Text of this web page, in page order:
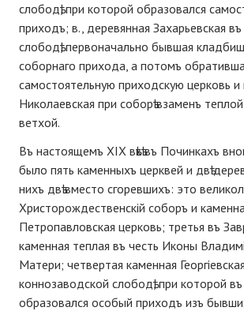
слободѣ, при которой образовался
приходъ; в., деревянная Захарьевская
слободѣ, первоначально бывшая
соборнаго прихода, а потомъ
самостоятельную приходскую церковь и
Николаевская при соборѣ взаменъ
ветхой.
Въ настоящемъ ХІХ вѣкѣ въ Починкахъ
было пять каменныхъ церквей и двѣ
нихъ двѣ вместо сгоревшихъ: это
Христорождественскій соборъ и
Петропавловская церковь; третья въ
каменная теплая въ честь Иконы
Матери; четвертая каменная
коннозаводской слободѣ, при которой
образовался особый приходъ изъ